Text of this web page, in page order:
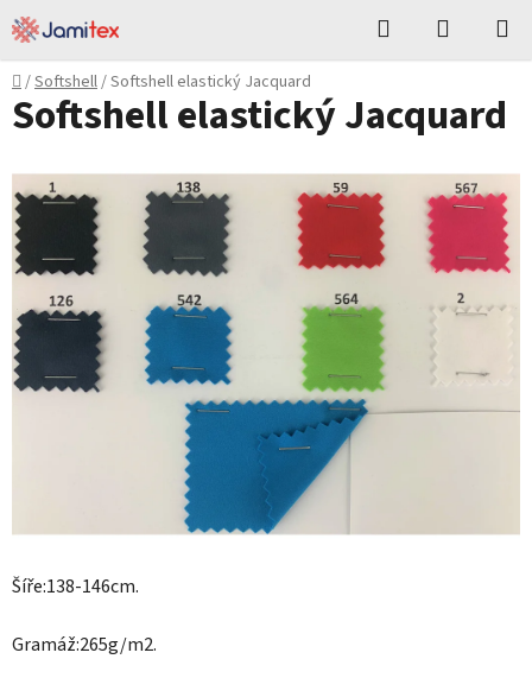
Přejít
na
obsah
Hledat
KOŠÍK
Domů
/Softshell/Softshell elastický Jacquard
Šíře:138-146cm.
Gramáž:265g/m2.
Softshell elastický Jacquard